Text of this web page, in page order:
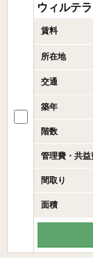
ウィルテ
賃料
所在地
交通
築年
階数
管理費・共益
間取り
面積